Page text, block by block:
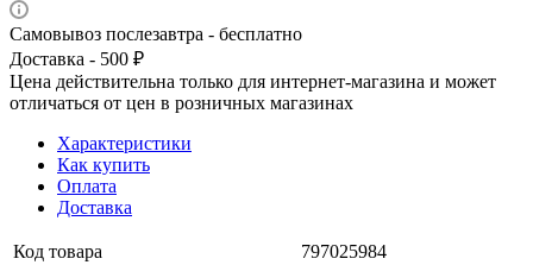
Самовывоз послезавтра - бесплатно
Доставка - 500 ₽
Цена действительна только для интернет-магазина и может
отличаться от цен в розничных магазинах
Характеристики
Как купить
Оплата
Доставка
Код товара
797025984